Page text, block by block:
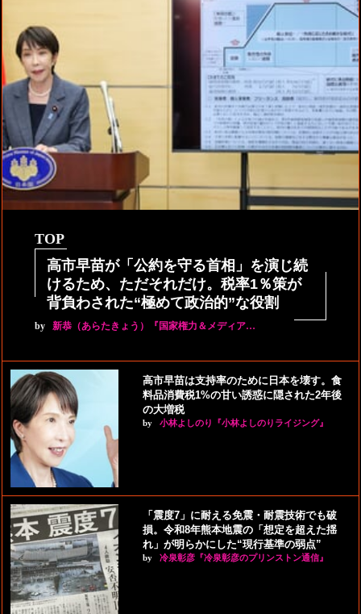
TOP
高市早苗が「公約を守る首相」を演じ続
けるため、ただそれだけ。税率1％策が
背負わされた“極めて政治的”な役割
by 新恭（あらたきょう）『国家権力＆メディア…
高市早苗は支持率のために日本を壊す。食
料品消費税1%の甘い誘惑に隠された2年後
の大増税
by 小林よしのり『小林よしのりライジング』
「震度7」に耐える免震・耐震技術でも破
損。令和8年熊本地震の「想定を超えた揺
れ」が明らかにした“現行基準の弱点”
by 冷泉彰彦『冷泉彰彦のプリンストン通信』